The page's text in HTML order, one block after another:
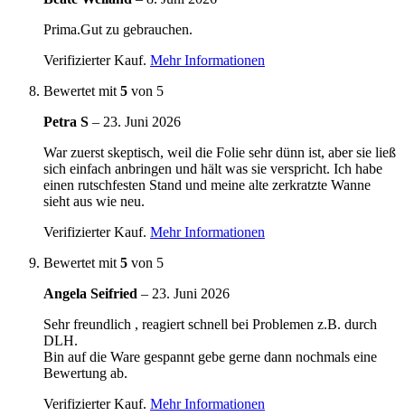
Prima.Gut zu gebrauchen.
Verifizierter Kauf. Mehr Informationen
Bewertet mit 5 von 5
Petra S – 23. Juni 2026
War zuerst skeptisch, weil die Folie sehr dünn ist, aber sie ließ
sich einfach anbringen und hält was sie verspricht. Ich habe
einen rutschfesten Stand und meine alte zerkratzte Wanne
sieht aus wie neu.
Verifizierter Kauf. Mehr Informationen
Bewertet mit 5 von 5
Angela Seifried – 23. Juni 2026
Sehr freundlich , reagiert schnell bei Problemen z.B. durch
DLH.
Bin auf die Ware gespannt gebe gerne dann nochmals eine
Bewertung ab.
Verifizierter Kauf. Mehr Informationen